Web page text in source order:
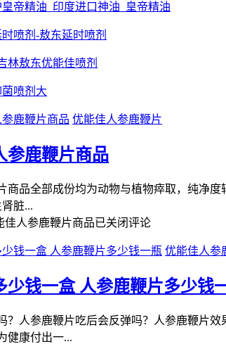
优能佳人参鹿鞭片
参鹿鞭片商品
商品全部成份均为动物与植物瘁取，纯净
脏...
佳人参鹿鞭片商品已关闭评论
优能佳人参
少钱一盒 人参鹿鞭片多少钱
？人参鹿鞭片吃后会反弹吗？人参鹿鞭片
健康付出一...